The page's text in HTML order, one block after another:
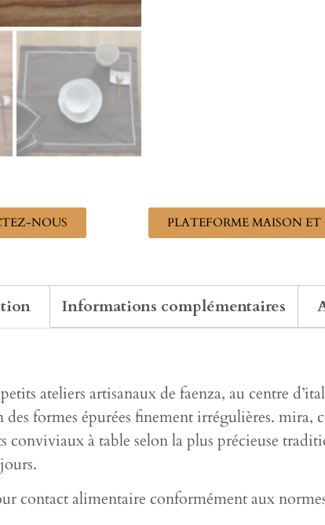
NOUS PLATEFORME MAISON ET
Informations complémentaires
ateliers artisanaux de faenza, au centre
formes épurées finement irrégulières. mira,
conviviaux à table selon la plus précieuse
contact alimentaire conformément aux